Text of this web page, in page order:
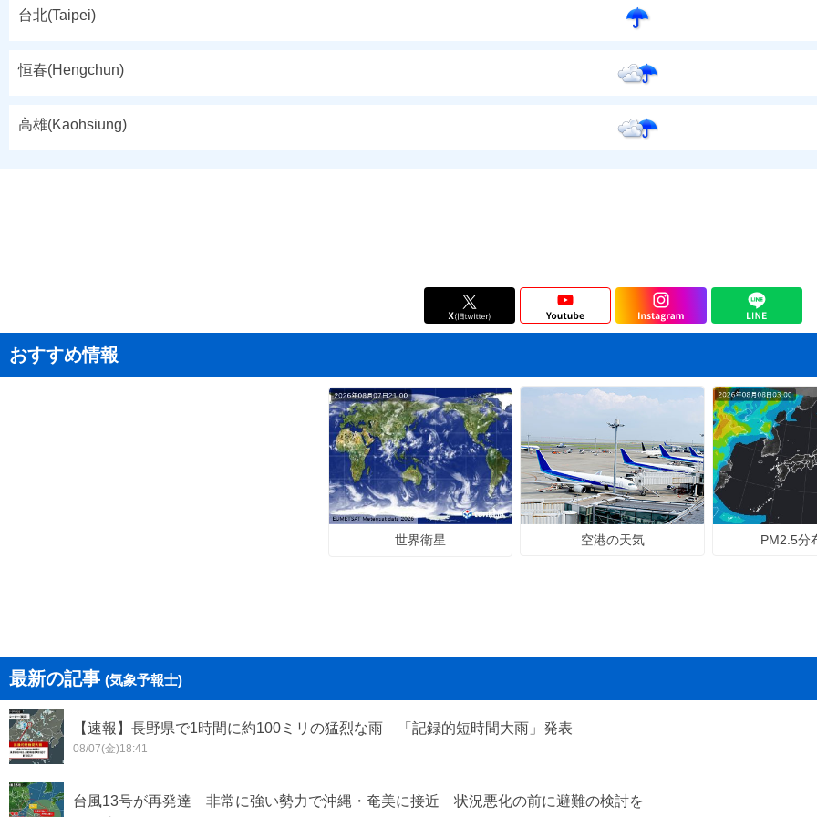
台北(Taipei)
恒春(Hengchun)
高雄(Kaohsiung)
おすすめ情報
世界衛星 空港の天気 PM2.5分
最新の記事 (気象予報士)
【速報】長野県で1時間に約100ミリの猛烈な雨 「記録的短時間大雨」発表
08/07(金)18:41
台風13号が再発達 非常に強い勢力で沖縄・奄美に接近 状況悪化の前に避難の検討を